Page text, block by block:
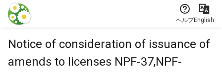
本文に飛ぶ
ヘルプEnglish
Notice of consideration of issuance of
amends to licenses NPF-37,NPF-